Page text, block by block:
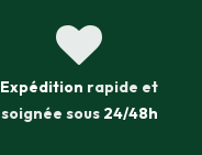
Expédition rapide et
soignée sous 24/48h